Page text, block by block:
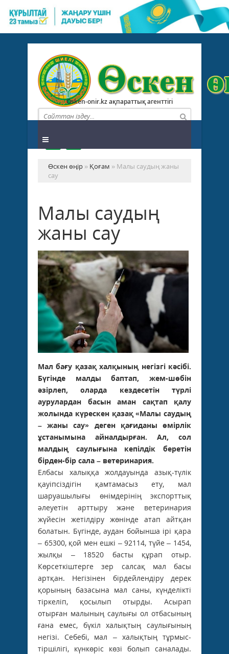
Osken-onir.kz ақпараттық агенттігі
Өскен өңір » Қоғам » Малы саудың жаны
сау
Малы саудың
жаны сау
Мал бағу қазақ халқының негізгі кәсібі.
Бүгінде малды баптап, жем-шөбін
әзірлеп, оларда кездесетін түрлі
аурулардан басын аман сақтап қалу
жолында күрескен қазақ «Малы саудың
– жаны сау» деген қағиданы өмірлік
ұстанымына айналдырған. Ал, сол
малдың саулығына кепілдік беретін
бірден-бір сала – ветеринария.
Елбасы халыққа жолдауында азық-түлік
қауіпсіздігін қамтамасыз ету, мал
шаруашылығы өнімдерінің экспорттық
әлеуетін арттыру және ветеринария
жүйесін жетілдіру жөнінде атап айтқан
болатын. Бүгінде, аудан бойынша ірі қара
– 65300, қой мен ешкі – 92114, түйе – 1454,
жылқы – 18520 басты құрап отыр.
Көрсеткіштерге зер салсақ мал басы
артқан. Негізінен бірдейлендіру дерек
қорының базасына мал саны, күнделікті
тіркеліп, қосылып отырды. Асырап
отырған малының саулығы ол отбасының
ғана емес, бүкіл халықтың саулығының
негізі. Себебі, мал – халықтың тұрмыс-
тіршілігі, күнкөріс көзі болып саналады.